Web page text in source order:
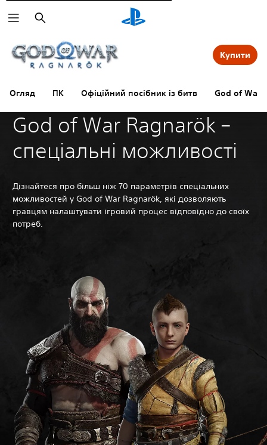
Пошук
Огляд ПК Офіційний посібник із битв God of War
Купити
God of War Ragnarök –
спеціальні можливості
Дізнайтеся про більш ніж 70 параметрів спеціальних
можливостей у God of War Ragnarök, які дозволяють
гравцям налаштувати ігровий процес відповідно до своїх
потреб.